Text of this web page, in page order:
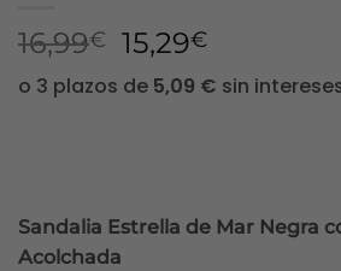
16,99€
El
precio
original
15,29€El
precio
actual
Sandalia Estrella de Mar Negra
Acolchada